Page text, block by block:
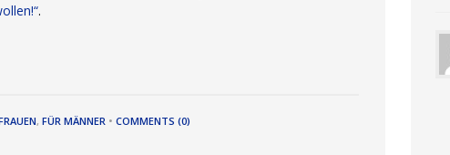
.
,FÜR MÄNNER •COMMENTS (0)